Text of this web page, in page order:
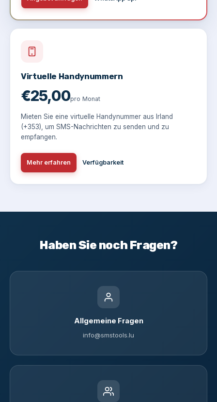
Virtuelle Handynummern
€25,00pro Monat
Mieten Sie eine virtuelle Handynummer aus Irland
(+353), um SMS-Nachrichten zu senden und zu
empfangen.
Mehr erfahren Verfügbarkeit
Haben Sie noch Fragen?
Allgemeine Fragen
info@smstools.lu